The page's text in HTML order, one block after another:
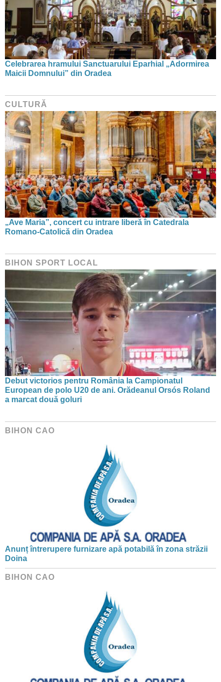
Celebrarea hramului Sanctuarului Eparhial „Adormirea
Maicii Domnului” din Oradea
CULTURĂ
„Ave Maria”, concert cu intrare liberă în Catedrala
Romano-Catolică din Oradea
BIHON SPORT LOCAL
Debut victorios pentru România la Campionatul
European de polo U20 de ani. Orădeanul Orsós Roland
a marcat două goluri
BIHON CAO
Anunț întrerupere furnizare apă potabilă în zona străzii
Doina
BIHON CAO